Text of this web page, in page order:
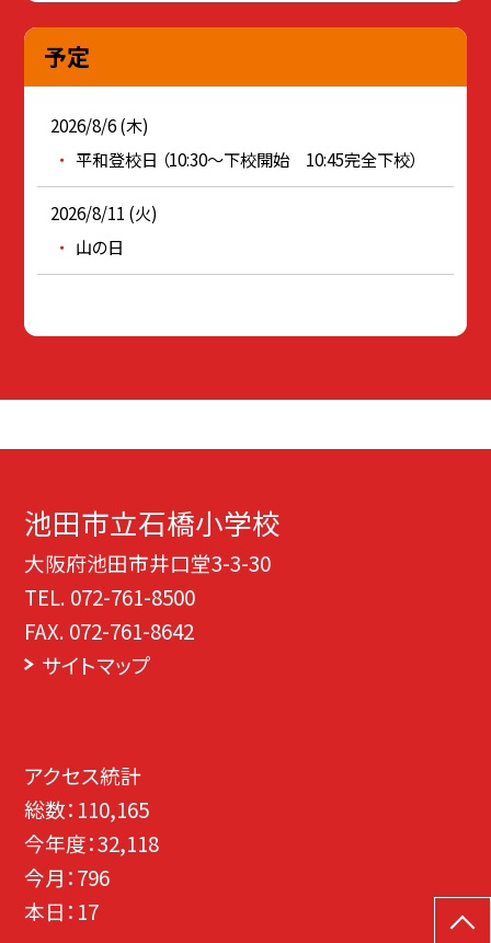
予定
2026/8/6 (木)
平和登校日 （10:30～下校開始 10:45完全下校）
2026/8/11 (火)
山の日
池田市立石橋小学校
大阪府池田市井口堂3-3-30
TEL. 072-761-8500
FAX. 072-761-8642
サイトマップ
アクセス統計
総数： 110,165
今年度：32,118
今月：796
本日： 17